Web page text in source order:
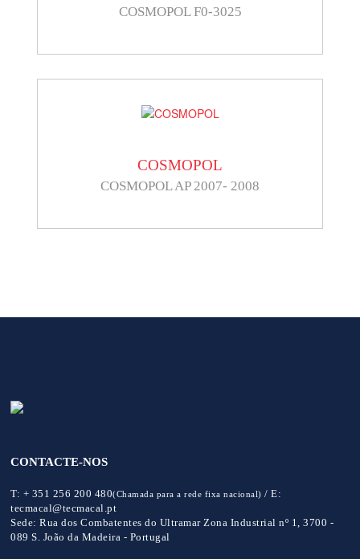
COSMOPOL F0-3025
COSMOPOL
COSMOPOL AP 2007- 2008
CONTACTE-NOS
T: + 351 256 200 480(Chamada para a rede fixa nacional) /E:
tecmacal@tecmacal.pt
Sede: Rua dos Combatentes do Ultramar Zona Industrial nº 1, 3700 -
089 S. João da Madeira - Portugal